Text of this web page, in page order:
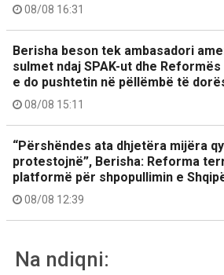
08/08 16:31
Berisha beson tek ambasadori
sulmet ndaj SPAK-ut dhe
e do pushtetin në pëllëmbë të
08/08 15:11
“Përshëndes ata dhjetëra mijëra
protestojnë”, Berisha: Reforma
platformë për shpopullimin e
08/08 12:39
Na ndiqni: